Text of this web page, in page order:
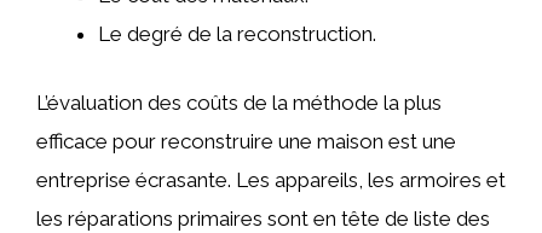
Le degré de la reconstruction.
L’évaluation des coûts de la méthode la plus
efficace pour reconstruire une maison est une
entreprise écrasante. Les appareils, les armoires et
les réparations primaires sont en tête de liste des